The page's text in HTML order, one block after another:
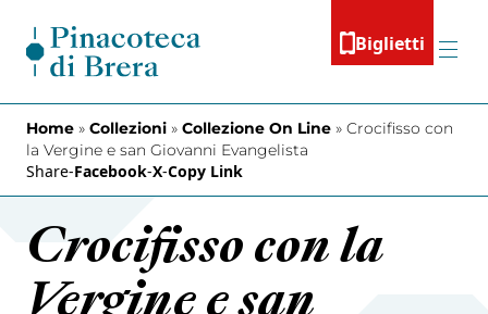
Biglietti
Menu
Home » Collezioni » Collezione On Line » Crocifisso con
la Vergine e san Giovanni Evangelista
Share-Facebook-X-Copy Link
Crocifisso con la
Vergine e san